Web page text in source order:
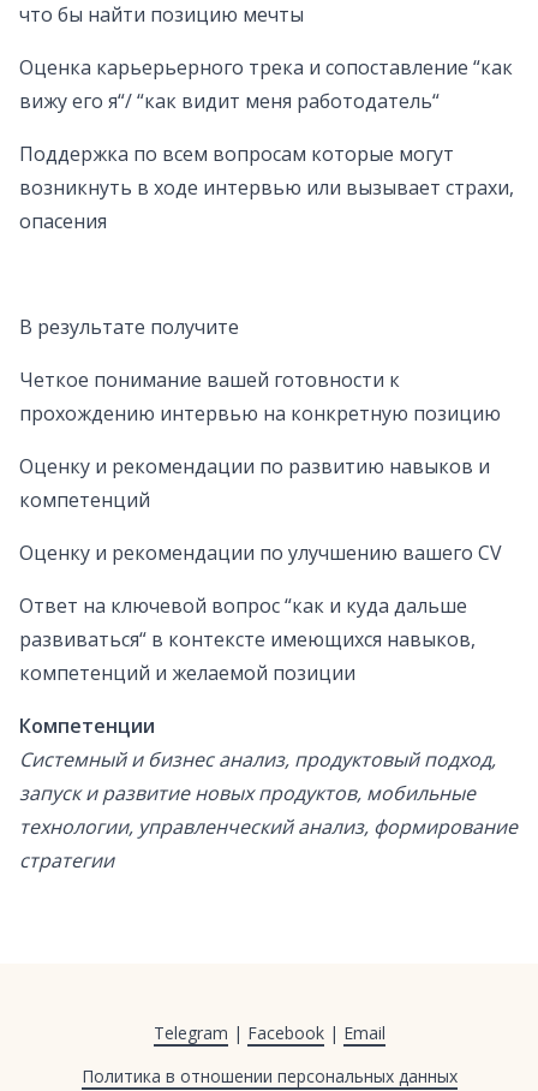
что бы найти позицию мечты
Оценка карьерьерного трека и сопоставление “как
вижу его я“/ “как видит меня работодатель“
Поддержка по всем вопросам которые могут
возникнуть в ходе интервью или вызывает страхи,
опасения
В результате получите
Четкое понимание вашей готовности к
прохождению интервью на конкретную позицию
Оценку и рекомендации по развитию навыков и
компетенций
Оценку и рекомендации по улучшению вашего CV
Ответ на ключевой вопрос “как и куда дальше
развиваться“ в контексте имеющихся навыков,
компетенций и желаемой позиции
Компетенции
Системный и бизнес анализ, продуктовый подход,
запуск и развитие новых продуктов, мобильные
технологии, управленческий анализ, формирование
стратегии
Telegram | Facebook| Email
Политика в отношении персональных данных